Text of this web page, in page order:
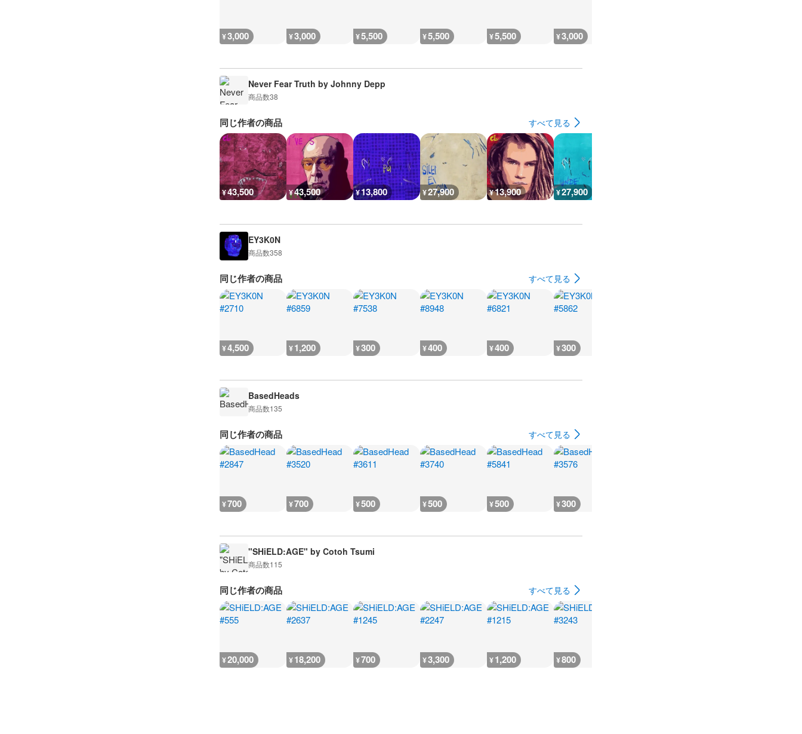
¥3,000 ¥3,000 ¥5,500 ¥5,500 ¥5,500 ¥3,000
Never Fear Truth by Johnny Depp
商品数38
同じ作者の商品 すべて見る
¥43,500 ¥43,500 ¥13,800 ¥27,900 ¥13,900 ¥27,900
EY3K0N
商品数358
同じ作者の商品 すべて見る
¥4,500 ¥1,200 ¥300 ¥400 ¥400 ¥300
BasedHeads
商品数135
同じ作者の商品 すべて見る
¥700 ¥700 ¥500 ¥500 ¥500 ¥300
"SHiELD:AGE" by Cotoh Tsumi
商品数115
同じ作者の商品 すべて見る
¥20,000 ¥18,200 ¥700 ¥3,300 ¥1,200 ¥800